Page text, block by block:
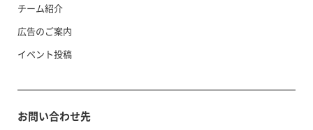
チーム紹介
広告のご案内
イベント投稿
お問い合わせ先